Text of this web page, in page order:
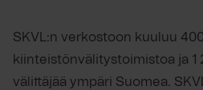
SKVL:n verkostoon kuuluu
kiinteistönvälitystoimistoa ja 1
välittäjää ympäri Suomea.